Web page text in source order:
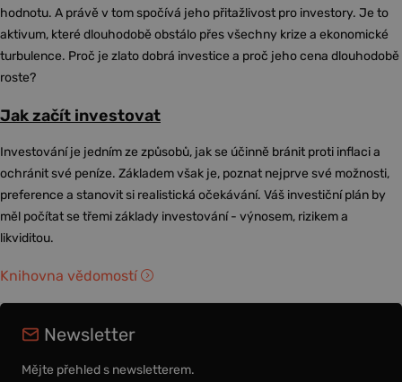
hodnotu. A právě v tom spočívá jeho přitažlivost pro investory. Je to
aktivum, které dlouhodobě obstálo přes všechny krize a ekonomické
turbulence. Proč je zlato dobrá investice a proč jeho cena dlouhodobě
roste?
Jak začít investovat
Investování je jedním ze způsobů, jak se účinně bránit proti inflaci a
ochránit své peníze. Základem však je, poznat nejprve své možnosti,
preference a stanovit si realistická očekávání. Váš investiční plán by
měl počítat se třemi základy investování - výnosem, rizikem a
likviditou.
Knihovna vědomostí
Newsletter
Mějte přehled s newsletterem.